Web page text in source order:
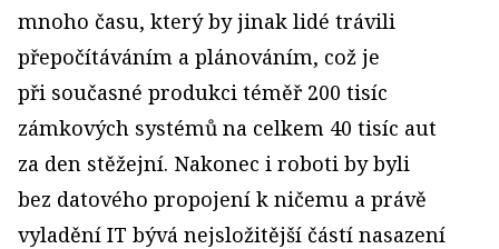
mnoho času, který by jinak lidé trávili
přepočítáváním a plánováním, což je
při současné produkci téměř 200 tisíc
zámkových systémů na celkem 40 tisíc aut
za den stěžejní. Nakonec i roboti by byli
bez datového propojení k ničemu a právě
vyladění IT bývá nejsložitější částí nasazení